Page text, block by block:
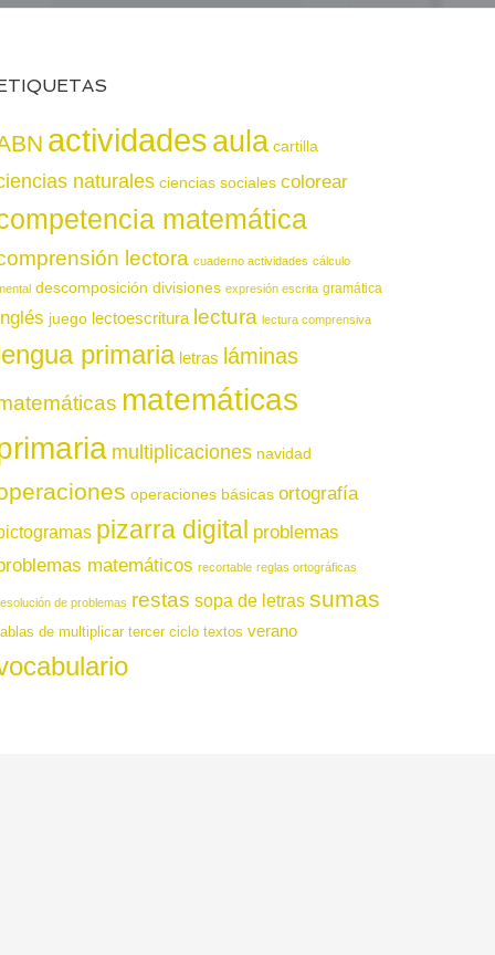
actividadesaula cartilla
naturales ciencias sociales colorear
matemática
lectora cuaderno actividades cálculo
descomposición divisiones expresión escrita gramática
juego lectoescritura lectura lectura comprensiva
primaria letras láminas
matemáticas
multiplicaciones navidad
operaciones básicas ortografía
pizarra digital problemas
matemáticos recortable reglas ortográficas
de problemas restas sopa de letras sumas
de multiplicar tercer ciclo textos verano